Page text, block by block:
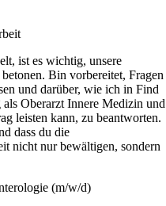
ist es wichtig, unsere
Bin vorbereitet, Fragen
und darüber, wie ich in Find
Oberarzt Innere Medizin und
leisten kann, zu beantworten.
dass du die
nicht nur bewältigen, sondern
(m/w/d)